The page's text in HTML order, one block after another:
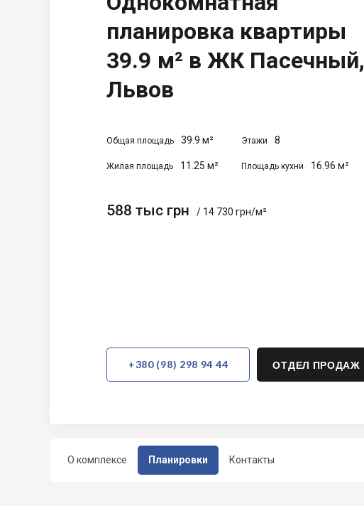
О комплексе Планировки Контакты
планировка квартиры
39.9 м² в ЖК Пасечный,
Львов
Общая площадь 39.9 м² Этажи 8
Жилая площадь 11.25 м² Площадь кухни 16.96 м²
588 тыс грн / 14 730 грн/м²
+380 (98) 298 94 44 ОТДЕЛ ПРОДАЖ